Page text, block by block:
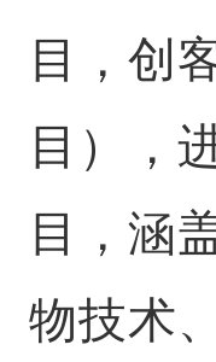
目，创
目），
目，涵
物技术